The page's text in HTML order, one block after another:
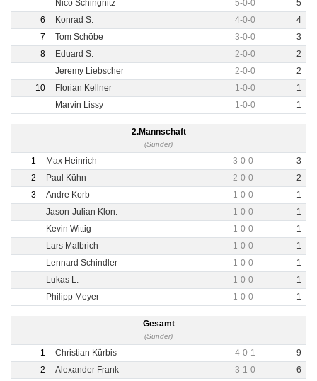
Nico Schingnitz
5-0-0
5
6
Konrad S. 4-0-0
4
7
Tom Schöbe 3-0-0
3
8
Eduard S. 2-0-0
2
Jeremy Liebscher
2-0-0
2
10
Florian Kellner 1-0-0
1
Marvin Lissy
1-0-0 1
2.Mannschaft
(Sünder)
1 Max Heinrich 3-0-0
3
2
Paul Kühn 2-0-0
2
3
Andre Korb 1-0-0
1
Jason-Julian Klon.
1-0-0
1
Kevin Wittig
1-0-0
1
Lars Malbrich
1-0-0
1
Lennard Schindler
1-0-0
1
Lukas L.
1-0-0
1
Philipp Meyer
1-0-0 1
Gesamt
(Sünder)
1 Christian Kürbis 4-0-1
9
2
Alexander Frank 3-1-0
6